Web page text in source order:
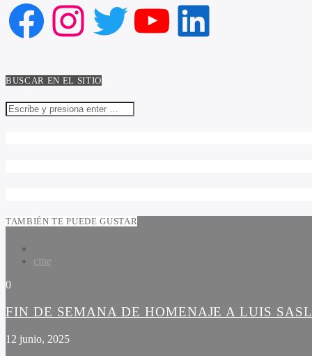
Facebook
Instagram
Twitter
YouTube
LinkedIn
BUSCAR EN EL SITIO
TAMBIÉN TE PUEDE GUSTAR
cine
0
FIN DE SEMANA DE HOMENAJE A LUIS
12 junio, 2025